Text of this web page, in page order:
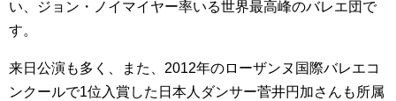
い、ジョン・ノイマイヤー率いる世界最高峰のバレエ団で
す。
来日公演も多く、また、2012年のローザンヌ国際バレエコ
ンクールで1位入賞した日本人ダンサー菅井円加さんも所属